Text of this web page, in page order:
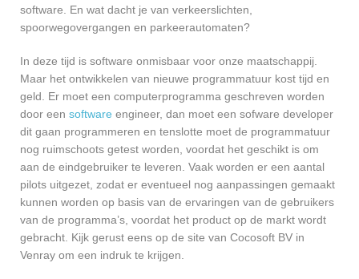
software. En wat dacht je van verkeerslichten,
spoorwegovergangen en parkeerautomaten?
In deze tijd is software onmisbaar voor onze maatschappij.
Maar het ontwikkelen van nieuwe programmatuur kost tijd en
geld. Er moet een computerprogramma geschreven worden
door een software engineer, dan moet een sofware developer
dit gaan programmeren en tenslotte moet de programmatuur
nog ruimschoots getest worden, voordat het geschikt is om
aan de eindgebruiker te leveren. Vaak worden er een aantal
pilots uitgezet, zodat er eventueel nog aanpassingen gemaakt
kunnen worden op basis van de ervaringen van de gebruikers
van de programma’s, voordat het product op de markt wordt
gebracht. Kijk gerust eens op de site van Cocosoft BV in
Venray om een indruk te krijgen.